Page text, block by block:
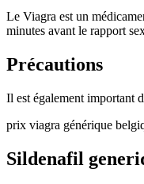
Le Viagra est un
minutes avant le rapport
Précautions
Il est également important
prix viagra générique
Sildenafil